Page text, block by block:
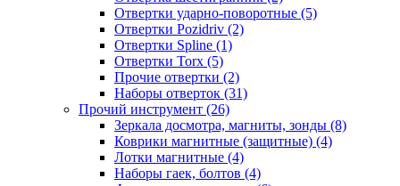
Отвертки ударно-поворотные (5)
Отвертки Pozidriv (2)
Отвертки Spline (1)
Отвертки Torx (5)
Прочие отвертки (2)
Наборы отверток (31)
Прочий инструмент (26)
Зеркала досмотра, магниты, зонды (8)
Коврики магнитные (защитные) (4)
Лотки магнитные (4)
Наборы гаек, болтов (4)